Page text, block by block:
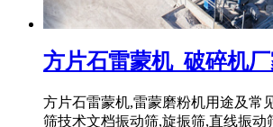
方片石雷蒙机_破碎机
方片石雷蒙机,雷蒙磨粉机用途及常
筛技术文档振动筛,旋振筛,直线振动